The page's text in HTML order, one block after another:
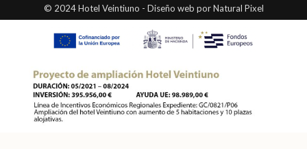
© 2024 Hotel Veintiuno - Diseño web por Natural Pixel